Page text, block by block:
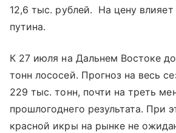
12,6 тыс. рублей. На цену влияет
путина.
К 27 июля на Дальнем Востоке
тонн лососей. Прогноз на весь
229 тыс. тонн, почти на треть
прошлогоднего результата. При
красной икры на рынке не